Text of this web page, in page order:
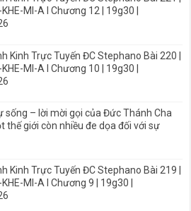
MI-A I Chương 12 | 19g30 |
Kinh Trực Tuyến ĐC Stephano Bài 220 |
MI-A I Chương 10 | 19g30 |
sống – lời mời gọi của Đức Thánh Cha
thế giới còn nhiều đe dọa đối với sự
Kinh Trực Tuyến ĐC Stephano Bài 219 |
MI-A I Chương 9 | 19g30 |